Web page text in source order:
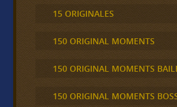
15 ORIGINALES
150 ORIGINAL MOMENTS
150 ORIGINAL MOMENTS
150 ORIGINAL MOMENTS